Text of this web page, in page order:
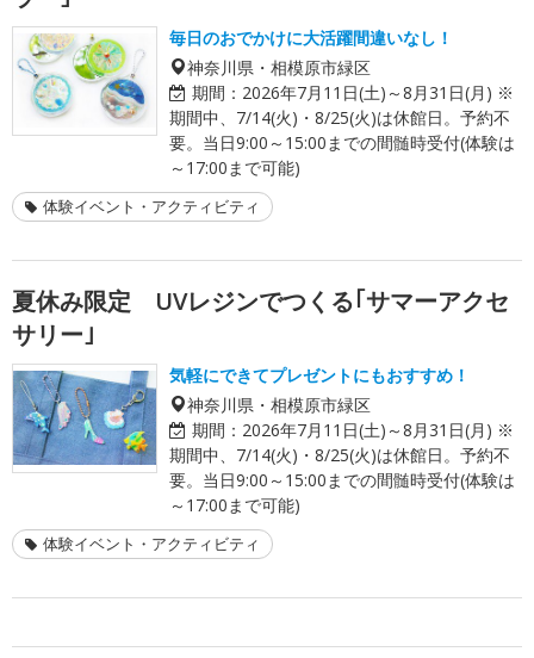
毎日のおでかけに大活躍間違いなし！
神奈川県・相模原市緑区
期間： 2026年7月11日(土)～8月31日(月) ※
期間中、7/14(火)・8/25(火)は休館日。予約不
要。当日9:00～15:00までの間髄時受付(体験は
～17:00まで可能)
体験イベント・アクティビティ
夏休み限定 UVレジンでつくる｢サマーアクセ
サリー｣
気軽にできてプレゼントにもおすすめ！
神奈川県・相模原市緑区
期間： 2026年7月11日(土)～8月31日(月) ※
期間中、7/14(火)・8/25(火)は休館日。予約不
要。当日9:00～15:00までの間髄時受付(体験は
～17:00まで可能)
体験イベント・アクティビティ